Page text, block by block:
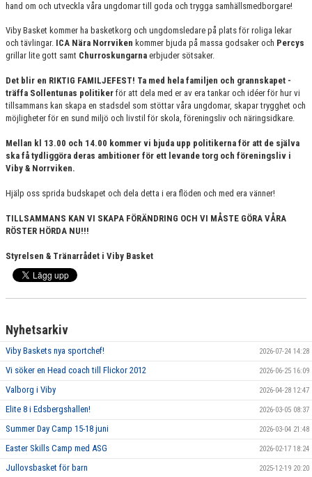
hand om och utveckla våra ungdomar till goda och trygga samhällsmedborgare!
Viby Basket kommer ha basketkorg och ungdomsledare på plats för roliga lekar
och tävlingar. ICA Nära Norrviken kommer bjuda på massa godsaker och Percys
grillar lite gott samt Churroskungarna erbjuder sötsaker.
Det blir en RIKTIG FAMILJEFEST! Ta med hela familjen och grannskapet -
träffa Sollentunas politiker för att dela med er av era tankar och idéer för hur vi
tillsammans kan skapa en stadsdel som stöttar våra ungdomar, skapar trygghet och
möjligheter för en sund miljö och livstil för skola, föreningsliv och näringsidkare.
Mellan kl 13.00 och 14.00 kommer vi bjuda upp politikerna för att de själva
ska få tydliggöra deras ambitioner för ett levande torg och föreningsliv i
Viby & Norrviken.
Hjälp oss sprida budskapet och dela detta i era flöden och med era vänner!
TILLSAMMANS KAN VI SKAPA FÖRÄNDRING OCH VI MÅSTE GÖRA VÅRA
RÖSTER HÖRDA NU!!!
Styrelsen & Tränarrådet i Viby Basket
Nyhetsarkiv
Viby Baskets nya sportchef! 2026-07-24 14:28
Vi söker en Head coach till Flickor 2012 2026-06-25 16:09
Valborg i Viby 2026-04-28 12:47
Elite 8 i Edsbergshallen! 2026-03-05 08:37
Summer Day Camp 15-18 juni 2026-03-04 21:48
Easter Skills Camp med ASG 2026-02-17 18:24
Jullovsbasket för barn 2025-12-19 20:20